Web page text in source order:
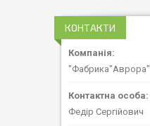
КОНТАКТИ
"Фабрика"Аврора"
Федір Сергійович